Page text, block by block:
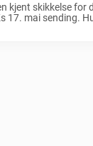
kjent skikkelse for
17. mai sending.